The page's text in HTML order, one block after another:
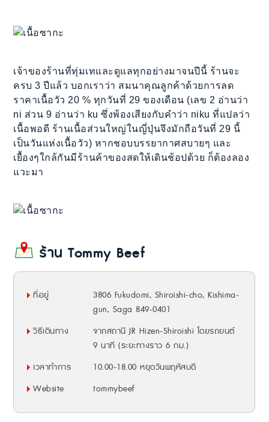
เจ้าของร้านที่ทุ่มเทและดูแลทุกอย่างมาจนปีนี้ ร้านจะ
ครบ 3 ปีแล้ว บอกเราว่า สมนาคุณลูกค้าด้วยการลด
ราคาเนื้อวัว 20 % ทุกวันที่ 29 ของเดือน (เลข 2 อ่านว่า
ni ส่วน 9 อ่านว่า ku ซึ่งพ้องเสียงกับคำว่า niku ที่แปลว่า
เนื้อพอดี ร้านเนื้อส่วนใหญ่ในญี่ปุ่นจึงมักถือวันที่ 29 นี้
เป็นวันแห่งเนื้อวัว) หากชอบบรรยากาศสบายๆ และ
เยื้องๆใกล้กันมีร้านค้าของสดให้เดินช้อปด้วย ก็ต้องลอง
แวะมา
ร้าน Tommy Beef
ที่อยู่
3806 Fukudomi, Shiroishi-cho, Kishima-
gun, Saga 849-0401
วิธีเดินทาง
จากสถานี JR Hizen-Shiroishi โดยรถยนต์
9 นาที (ระยะทางราว 6 กม.)
เวลาทำการ
10.00-18.00 หยุดวันพฤหัสบดี
Website
tommybeef